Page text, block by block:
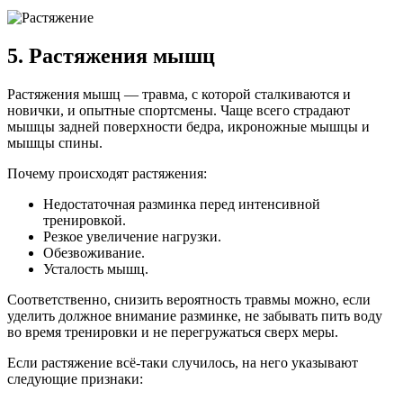
5. Растяжения мышц
Растяжения мышц — травма, с которой сталкиваются и
новички, и опытные спортсмены. Чаще всего страдают
мышцы задней поверхности бедра, икроножные мышцы и
мышцы спины.
Почему происходят растяжения:
Недостаточная разминка перед интенсивной
тренировкой.
Резкое увеличение нагрузки.
Обезвоживание.
Усталость мышц.
Соответственно, снизить вероятность травмы можно, если
уделить должное внимание разминке, не забывать пить воду
во время тренировки и не перегружаться сверх меры.
Если растяжение всё-таки случилось, на него указывают
следующие признаки: